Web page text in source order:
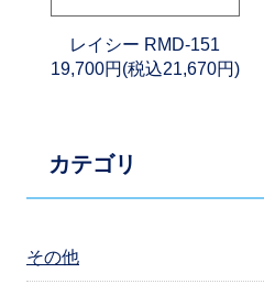
レイシー RMD-151
19,700円(税込21,670円)
カテゴリ
その他